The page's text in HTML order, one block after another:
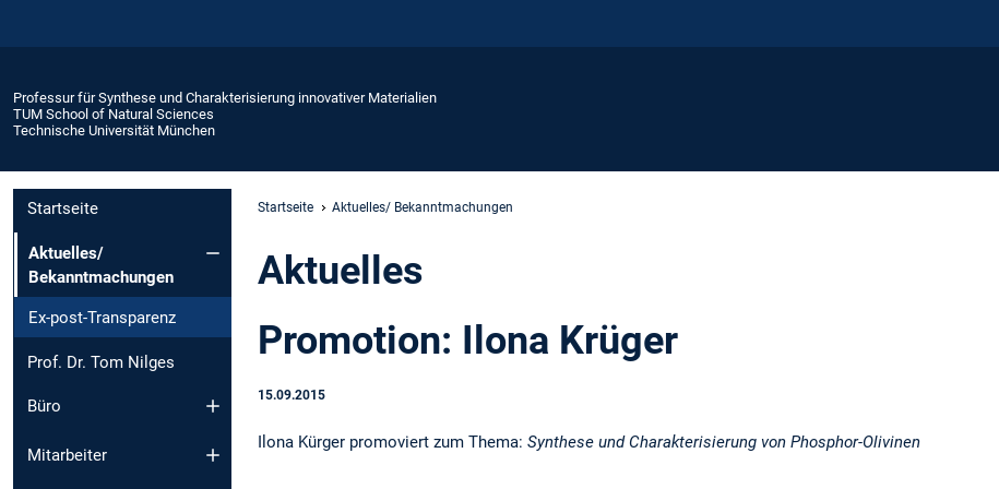
Professur für Synthese und Charakterisierung innovativer Materialien
TUM School of Natural Sciences
Technische Universität München
Startseite
Aktuelles/
Bekanntmachungen
Ex-post-Transparenz
Prof. Dr. Tom Nilges
Büro
Mitarbeiter
Startseite Aktuelles/ Bekanntmachungen
Aktuelles
Promotion: Ilona Krüger
15.09.2015
Ilona Kürger promoviert zum Thema: Synthese und Charakterisierung von Phosphor-Olivinen